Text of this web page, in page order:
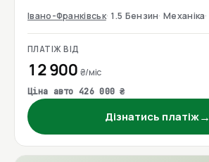
Івано-Франківськ 1.5 Бензин Механіка
ПЛАТІЖ ВІД
12 900 ₴/міс
Ціна авто 426 000 ₴
Дізнатись платіж→